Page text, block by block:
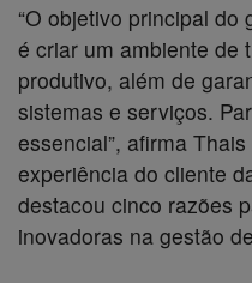
“O objetivo principal do
é criar um ambiente de
produtivo, além de
sistemas e serviços.
essencial”, afirma
experiência do cliente
destacou cinco razões
inovadoras na gestão